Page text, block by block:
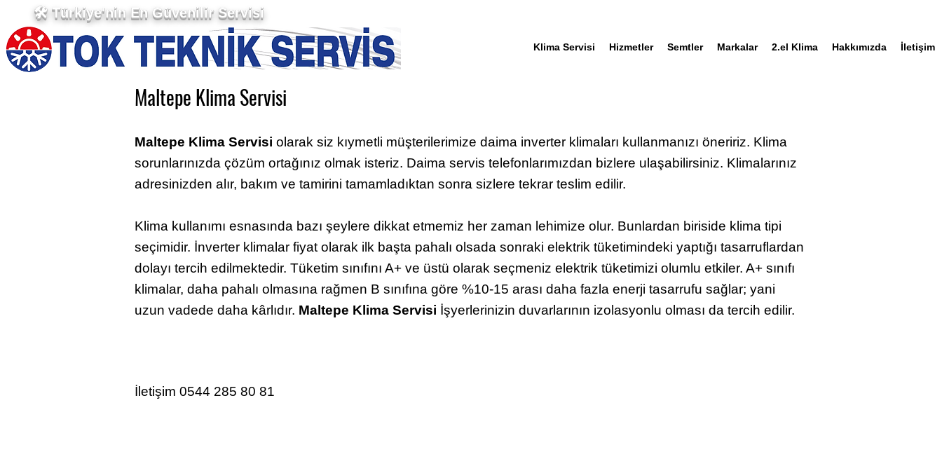
Klima Servisi Hizmetler Semtler Markalar 2.el Klima Hakkımızda İletişim
🛠 Türkiye'nin En Güvenilir Servisi
Maltepe Klima Servisi
Maltepe Klima Servisi olarak siz kıymetli müşterilerimize daima inverter klimaları kullanmanızı öneririz. Klima
sorunlarınızda çözüm ortağınız olmak isteriz. Daima servis telefonlarımızdan bizlere ulaşabilirsiniz. Klimalarınız
adresinizden alır, bakım ve tamirini tamamladıktan sonra sizlere tekrar teslim edilir.
Klima kullanımı esnasında bazı şeylere dikkat etmemiz her zaman lehimize olur. Bunlardan biriside klima tipi
seçimidir. İnverter klimalar fiyat olarak ilk başta pahalı olsada sonraki elektrik tüketimindeki yaptığı tasarruflardan
dolayı tercih edilmektedir. Tüketim sınıfını A+ ve üstü olarak seçmeniz elektrik tüketimizi olumlu etkiler. A+ sınıfı
klimalar, daha pahalı olmasına rağmen B sınıfına göre %10-15 arası daha fazla enerji tasarrufu sağlar; yani
uzun vadede daha kârlıdır. Maltepe Klima Servisi İşyerlerinizin duvarlarının izolasyonlu olması da tercih edilir.
İletişim 0544 285 80 81